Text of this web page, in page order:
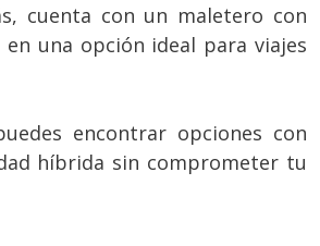
cuenta con un maletero con
una opción ideal para viajes
encontrar opciones con
híbrida sin comprometer tu